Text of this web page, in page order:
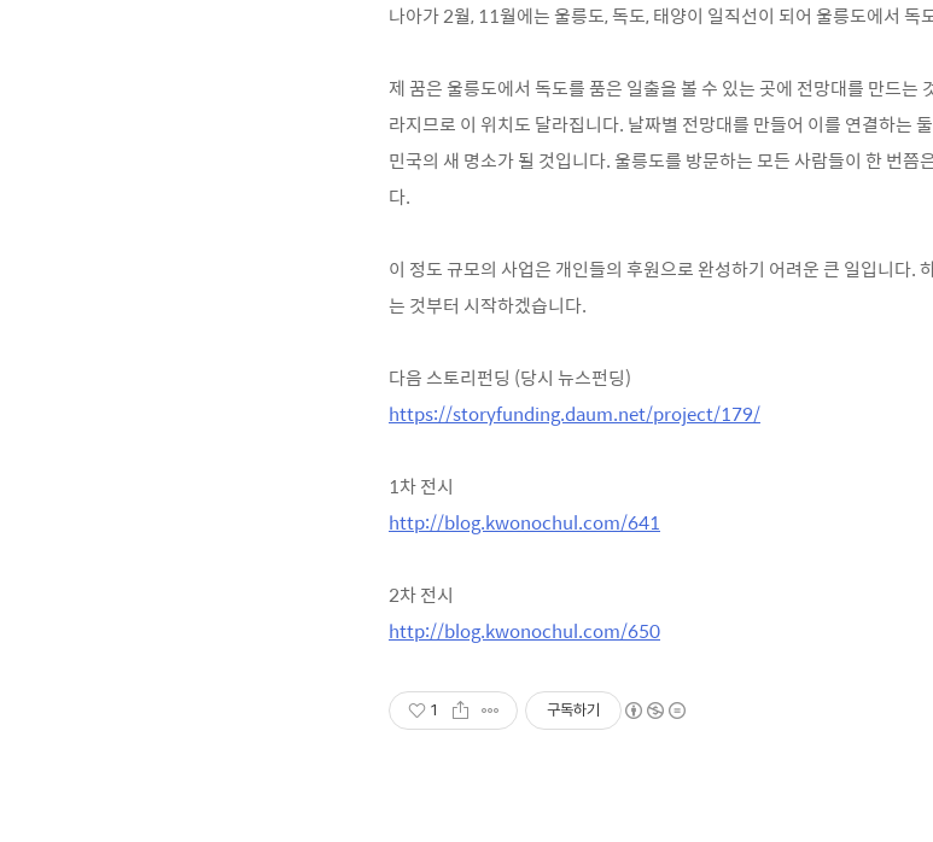
나아가 2월, 11월에는 울릉도, 독도, 태양이 일직선이 되어 울릉도에서 독
제 꿈은 울릉도에서 독도를 품은 일출을 볼 수 있는 곳에 전망대를 만드는
라지므로 이 위치도 달라집니다. 날짜별 전망대를 만들어 이를 연결하는
민국의 새 명소가 될 것입니다. 울릉도를 방문하는 모든 사람들이 한 번쯤
다.
이 정도 규모의 사업은 개인들의 후원으로 완성하기 어려운 큰 일입니다.
는 것부터 시작하겠습니다.
다음 스토리펀딩 (당시 뉴스펀딩)
https://storyfunding.daum.net/project/179/
1차 전시
http://blog.kwonochul.com/641
2차 전시
http://blog.kwonochul.com/650
1 구독하기